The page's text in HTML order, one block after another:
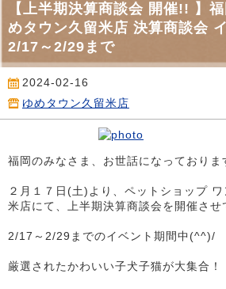
【上半期決算商談会 開催!! 】
めタウン久留米店 決算商談会
2/17～2/29まで
2024-02-16
ゆめタウン久留米店
福岡のみなさま、お世話になっておりま
２月１７日(土)より、ペットショップ
米店にて、上半期決算商談会を開催させ
2/17～2/29までのイベント期間中(^^)/
厳選されたかわいい子犬子猫が大集合！